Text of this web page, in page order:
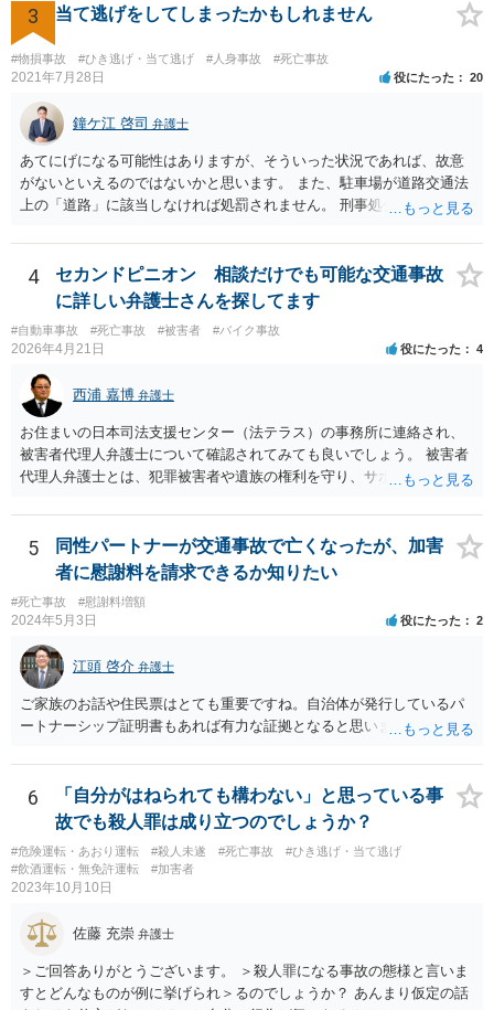
せん。 ご質問者様が「長期化しても戦いたい」という強い意志をお持
ちで、かつ、賠償額の最大化（遅延損害金等の獲得）を目指すのであ
れば、示談交渉では妥結せず、提訴（訴訟）を前提に進めるのが最適
解です。 どのような方向性を目指すのかメリットデメリットを検討す
るためにも、相談時には弁護士にその意向を伝え、疑問を解消した方
が良いです。 その上で委任契約を結んだ方が良いです。 なお、弁護士
費用特約に加入されている場合には、相談料10万円、報酬300万円まで
は賄われることが多いので、保険の加入状況もご確認した方が良いで
す。 併せて、交通事故の刑事事件についても被害者参加制度といって
加害者の処分を決める裁判において意見を述べる機会もあります。 ご
がしております。 ネットでさがすとあまりの多さに戸惑っておりま
す。 どの方にお願いしても同じなのでしょうか。 話してみた感じや説
明など、いろいろ考慮して判断することになります。 書類が届いたば
かりで不安でしょうから、どこかしら相談に行ってみると良いと思い
ます。 複数の弁護士に相談されて決められるケースもありますし、は
じめに相談したところで依頼しなければならないわけではありませ
ん。
3 当て逃げをしてしまったかもしれません
#物損事故 #ひき逃げ・当て逃げ #人身事故 #死亡事故
2021年7月28日 役にたった 20
鐘ケ江 啓司 弁護士
あてにげになる可能性はありますが、そういった状況であれば、故意
がないといえるのではないかと思います。 また、駐車場が道路交通法
上の「道路」に該当しなければ処罰されません。 刑事処分がなされる
るその他の場所）」にあたるかが重要です。 駐車場が「道路」にあた
るかは難しい問題で、私が経験した事例でも、コインパーキングで警
察官は「道路」と判断して道路交通法違反で立件したものの、検察官
は「道路」にあたらないとして不起訴処分にしたものがあります（検
察官に意見書を出しました）。コンビニやスーパーの駐車場では「道
路」とした裁判例もあります。 「一般交通の用に供するその他の場
所」とは、道路法に規定する道路及び道路運送法に規定する自動車道
以外で不特定の人や車が自由に通行することができる場所をいうとさ
れています。 この判断にあたっては、「道路の体裁の有無」、「客
観性・継続性・反復性の有無」、「公開性の有無」及び「道路性の有
無」を検討するのが一般的です（道路交通執務研究会編著『執務資料
道路交通法解説（１８訂版）』（東京法令出版、２０２０年１１月）
７頁）。つまり、総合判断が必要になります。
4
セカンドピニオン 相談だけでも可能な交通事故
に詳しい弁護士さんを探してます
#自動車事故 #死亡事故 #被害者 #バイク事故
2026年4月21日 役にたった 4
西浦 嘉博 弁護士
お住まいの日本司法支援センター（法テラス）の事務所に連絡され、
被害者代理人弁護士について確認されてみても良いでしょう。 被害者
代理人弁護士とは、犯罪被害者や遺族の権利を守り、サポートする専
との示談交渉、刑事裁判への参加（被害者参加制度）、損害賠償請求
などを代理で行い、被害者や遺族の心理的負担を軽減する役割を担い
ます。 なお、都道府県によっては弁護士会事務局を通して、弁護士会
の被害者支援委員会が窓口となることもあります。 ご依頼の弁護士さ
んと相談された上で、ご参考ください。
5
同性パートナーが交通事故で亡くなったが、加害
者に慰謝料を請求できるか知りたい
#死亡事故 #慰謝料増額
2024年5月3日 役にたった 2
江頭 啓介 弁護士
ご家族のお話や住民票はとても重要ですね。自治体が発行しているパ
ートナーシップ証明書もあれば有力な証拠となると思います。
6
「自分がはねられても構わない」と思っている事
故でも殺人罪は成り立つのでしょうか？
#危険運転・あおり運転 #殺人未遂 #死亡事故
#ひき逃げ・当て逃げ
#飲酒運転・無免許運転
#加害者
2023年10月10日
佐藤 充崇 弁護士
＞ご回答ありがとうございます。 ＞殺人罪になる事故の態様と言いま
すとどんなものが例に挙げられ＞るのでしょうか？ あんまり仮定の話